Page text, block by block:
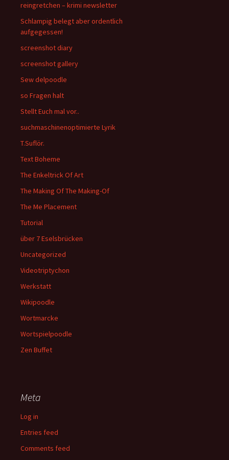
reingretchen – krimi newsletter
Schlampig belegt aber ordentlich
aufgegessen!
screenshot diary
screenshot gallery
Sew delpoodle
so Fragen halt
Stellt Euch mal vor..
suchmaschinenoptimierte Lyrik
T.Suflör.
Text Boheme
The Enkeltrick Of Art
The Making Of The Making-Of
The Me Placement
Tutorial
über 7 Eselsbrücken
Uncategorized
Videotriptychon
Werkstatt
Wikipoodle
Wortmarcke
Wortspielpoodle
Zen Buffet
Meta
Log in
Entries feed
Comments feed